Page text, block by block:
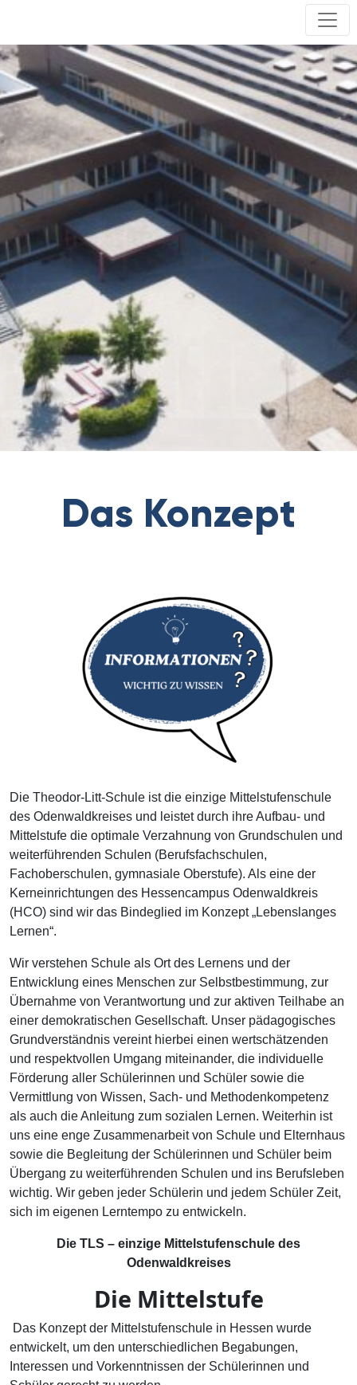
Das Konzept
Die Theodor-Litt-Schule ist die einzige Mittelstufenschule
des Odenwaldkreises und leistet durch ihre Aufbau- und
Mittelstufe die optimale Verzahnung von Grundschulen und
weiterführenden Schulen (Berufsfachschulen,
Fachoberschulen, gymnasiale Oberstufe). Als eine der
Kerneinrichtungen des Hessencampus Odenwaldkreis
(HCO) sind wir das Bindeglied im Konzept „Lebenslanges
Lernen“.
Wir verstehen Schule als Ort des Lernens und der
Entwicklung eines Menschen zur Selbstbestimmung, zur
Übernahme von Verantwortung und zur aktiven Teilhabe an
einer demokratischen Gesellschaft. Unser pädagogisches
Grundverständnis vereint hierbei einen wertschätzenden
und respektvollen Umgang miteinander, die individuelle
Förderung aller Schülerinnen und Schüler sowie die
Vermittlung von Wissen, Sach- und Methodenkompetenz
als auch die Anleitung zum sozialen Lernen. Weiterhin ist
uns eine enge Zusammenarbeit von Schule und Elternhaus
sowie die Begleitung der Schülerinnen und Schüler beim
Übergang zu weiterführenden Schulen und ins Berufsleben
wichtig. Wir geben jeder Schülerin und jedem Schüler Zeit,
sich im eigenen Lerntempo zu entwickeln.
Die TLS – einzige Mittelstufenschule des
Odenwaldkreises
Die Mittelstufe
Das Konzept der Mittelstufenschule in Hessen wurde
entwickelt, um den unterschiedlichen Begabungen,
Interessen und Vorkenntnissen der Schülerinnen und